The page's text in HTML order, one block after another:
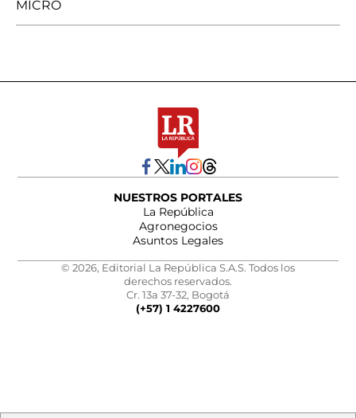
MICRO
NUESTROS PORTALES
La República
Agronegocios
Asuntos Legales
© 2026, Editorial La República S.A.S. Todos los
derechos reservados.
Cr. 13a 37-32, Bogotá
(+57) 1 4227600